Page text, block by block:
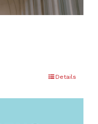
Details